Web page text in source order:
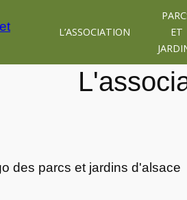
L’ASSOCIATION
ET